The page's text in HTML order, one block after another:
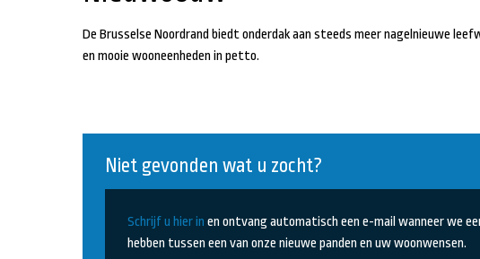
De Brusselse Noordrand biedt onderdak aan steeds meer nagelnieuwe
en mooie wooneenheden in petto.
Niet gevonden wat u zocht?
Schrijf u hier in en ontvang automatisch een e-mail wanneer we
hebben tussen een van onze nieuwe panden en uw woonwensen.